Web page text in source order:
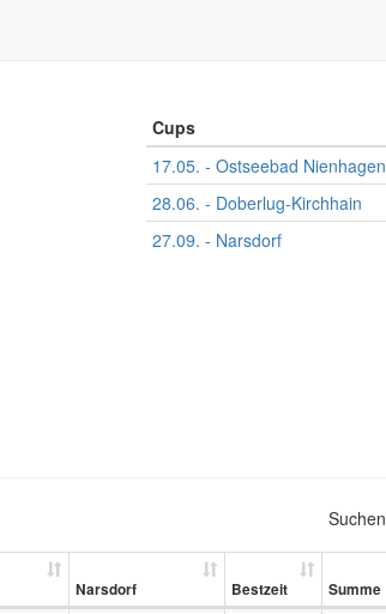
Cups
17.05. - Ostseebad Nienhagen
28.06. - Doberlug-Kirchhain
27.09. - Narsdorf
Suchen
Narsdorf Bestzeit Summe